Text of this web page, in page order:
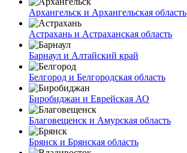
Архангельск и Архангельская область
Астрахань и Астраханская область
Барнаул и Алтайский край
Белгород и Белгородская область
Биробиджан и Еврейская АО
Благовещенск и Амурская область
Брянск и Брянская область